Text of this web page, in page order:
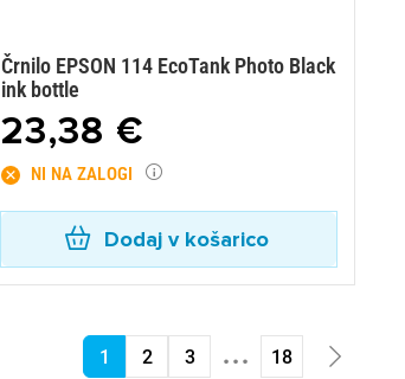
Črnilo EPSON 114 EcoTank Photo Black
ink bottle
23,38 €
NI NA ZALOGI
Dodaj v košarico
1 2 3 ... 18